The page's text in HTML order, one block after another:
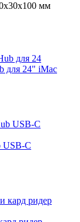
мм
для 24" iMac
USB-C